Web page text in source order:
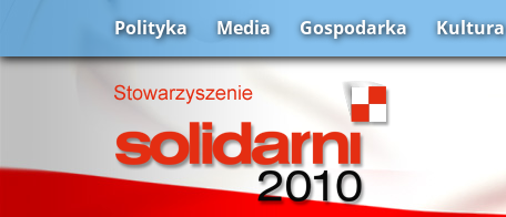
Polityka Media Gospodarka Kultura